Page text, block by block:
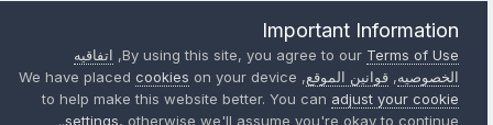
Important Information
By using this site, you agree to ourTerms of Use
, اتفاقيه
الخصوصيه, قوانين الموقع, We have placed
cookies on your device
to help make this website better. You canadjust your cookie
settings , otherwise we'll assume you're okay to continue..